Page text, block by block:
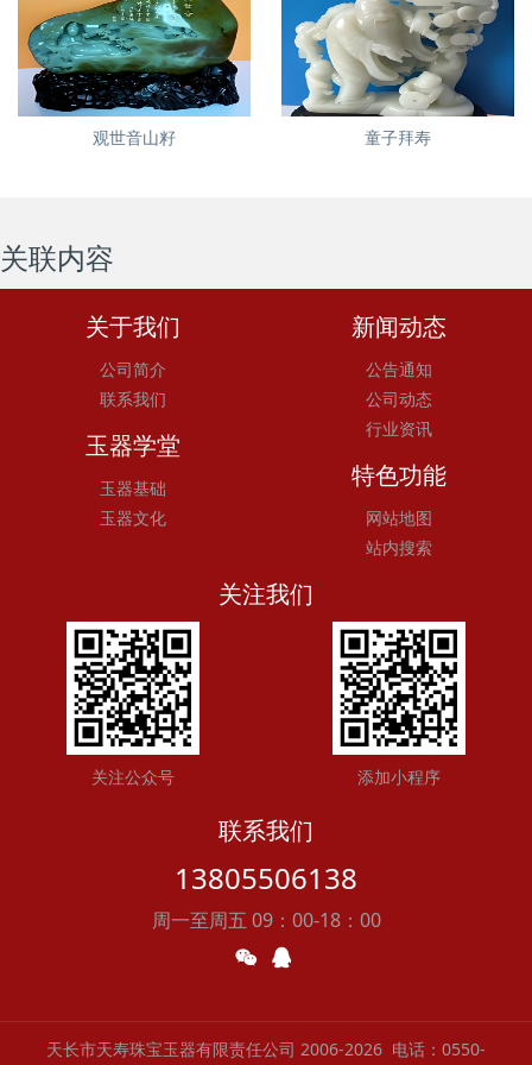
观世音山籽 童子拜寿
关联内容
关于我们
公司简介
联系我们
新闻动态
公告通知
公司动态
行业资讯
玉器学堂
玉器基础
玉器文化
特色功能
网站地图
站内搜索
关注我们
关注公众号 添加小程序
联系我们
13805506138
周一至周五 09：00-18：00
天长市天寿珠宝玉器有限责任公司 2006-2026 电话：0550-